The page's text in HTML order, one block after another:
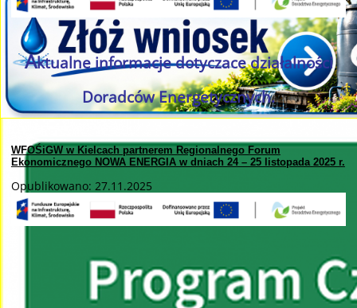
Aktualne informacje dotyczace działalności
Doradców Energetycznych.
WFOŚiGW w Kielcach partnerem Regionalnego Forum
Ekonomicznego NOWA ENERGIA w dniach 24 – 25 listopada 2025 r.
Opublikowano: 27.11.2025